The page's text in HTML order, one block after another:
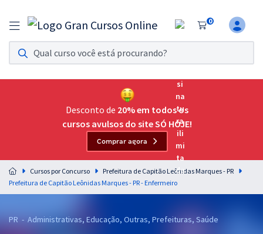
0
Assinatura Ilimitada 11
Acesso a todos os cursos. Teste grátis por 7 dias!
Assinatura OAB Até Passar
Acesso ilimitado a toda preparação para o Exame da
Residências Multiprofissionais
Preparação completa e intensiva para as principais
residências em saúde do Brasil
Desconto de 20% em todos os
cursos avulsos do site SÓ HOJE!
Comprar agora
Cursos por Concurso
Prefeitura de Capitão Leônidas Marques - PR
Prefeitura de Capitão Leônidas Marques - PR - Enfermeiro
PR - Administrativas, Educação, Outras, Prefeituras, Saúde